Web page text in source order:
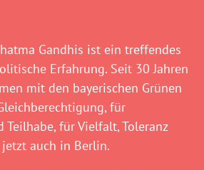
Gandhis ist ein treffendes
Erfahrung. Seit 30 Jahren
mit den bayerischen Grünen
für
für Vielfalt, Toleranz
auch in Berlin.